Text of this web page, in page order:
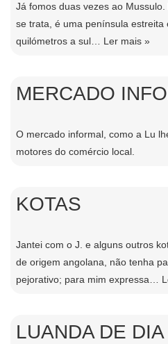
Já fomos duas vezes ao
se trata, é uma pení­nsula estreita
quilómetros a sul… Ler mais »
MERCADO
O mercado informal, como a Lu
motores do comércio local.
KOTAS
Jantei com o J. e alguns outros
de origem angolana, não tenha
pejorativo; para mim expressa…
LUANDA DE DIA